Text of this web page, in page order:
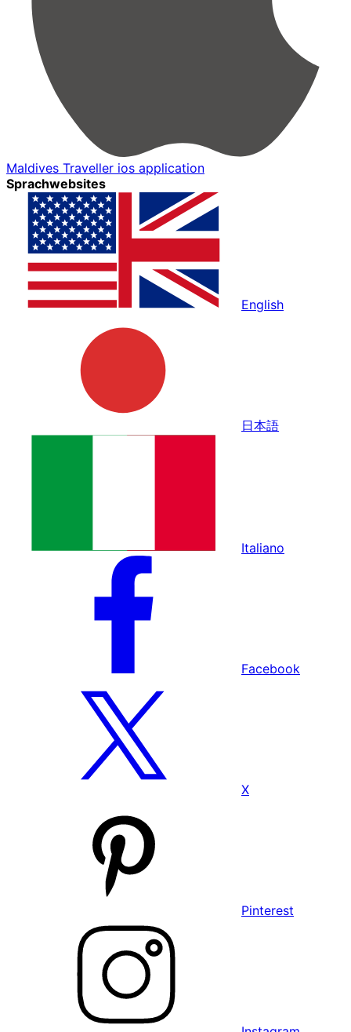
Maldives Traveller ios application
Sprachwebsites
English
日本語
Italiano
Facebook
X
Pinterest